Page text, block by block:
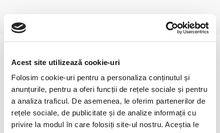
Acest site utilizează cookie-uri
Folosim cookie-uri pentru a personaliza conținutul și
anunțurile, pentru a oferi funcții de rețele sociale și pentru
a analiza traficul. De asemenea, le oferim partenerilor de
rețele sociale, de publicitate și de analize informații cu
privire la modul în care folosiți site-ul nostru. Aceștia le